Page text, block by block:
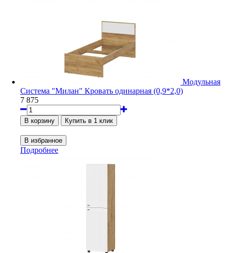
Модульная
Система "Милан" Кровать одинарная (0,9*2,0)
7 875
Подробнее